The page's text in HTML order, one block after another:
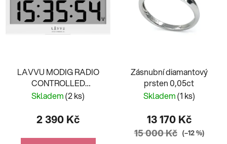
LAVVU MODIG RADIO
CONTROLLED
LCX0010
Skladem(2 ks)
2 390 Kč
Zásnubní diamantový
prsten 0,05ct
Skladem(1 ks)
13 170 Kč
15 000 Kč (–12 %)